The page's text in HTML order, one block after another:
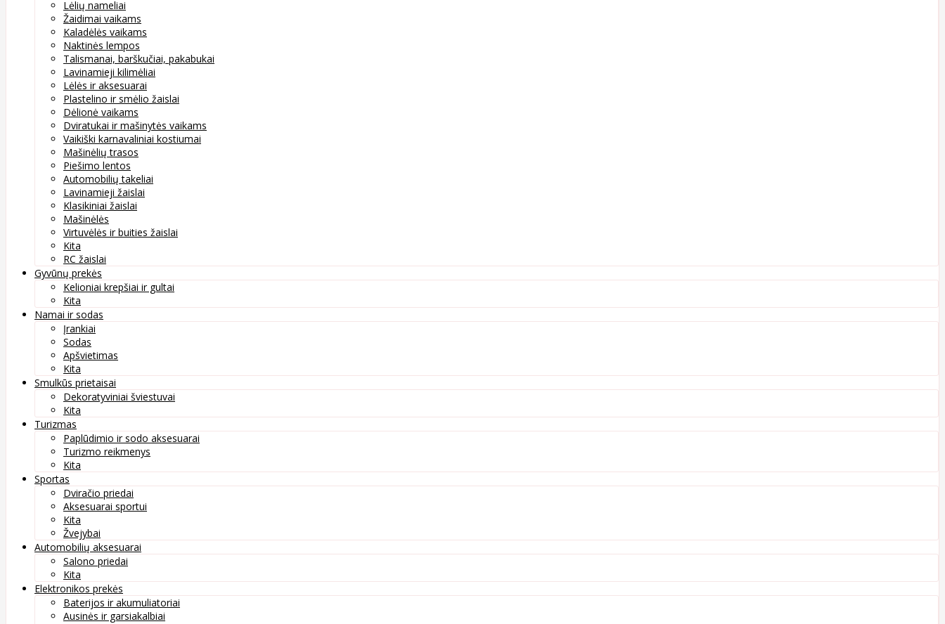
Lėlių nameliai
Žaidimai vaikams
Kaladėlės vaikams
Naktinės lempos
Talismanai, barškučiai, pakabukai
Lavinamieji kilimėliai
Lėlės ir aksesuarai
Plastelino ir smėlio žaislai
Dėlionė vaikams
Dviratukai ir mašinytės vaikams
Vaikiški karnavaliniai kostiumai
Mašinėlių trasos
Piešimo lentos
Automobilių takeliai
Lavinamieji žaislai
Klasikiniai žaislai
Mašinėlės
Virtuvėlės ir buities žaislai
Kita
RC žaislai
Gyvūnų prekės
Kelioniai krepšiai ir gultai
Kita
Namai ir sodas
Įrankiai
Sodas
Apšvietimas
Kita
Smulkūs prietaisai
Dekoratyviniai šviestuvai
Kita
Turizmas
Paplūdimio ir sodo aksesuarai
Turizmo reikmenys
Kita
Sportas
Dviračio priedai
Aksesuarai sportui
Kita
Žvejybai
Automobilių aksesuarai
Salono priedai
Kita
Elektronikos prekės
Baterijos ir akumuliatoriai
Ausinės ir garsiakalbiai